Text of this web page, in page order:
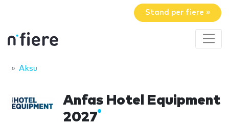
Stand per fiere »
Aksu
Anfas Hotel Equipment
2027